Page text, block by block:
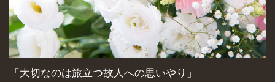
「大切なのは旅立つ故人への思いやり」